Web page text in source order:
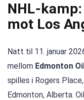
NHL-
mot Los
Natt til 11. januar
mellom Edmonton
spilles i Rogers
Edmonton, Alberta.